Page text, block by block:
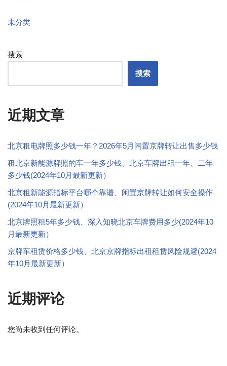
未分类
搜索
搜索
近期文章
北京租电牌照多少钱一年？2026年5月闲置京牌转让出售多少钱
租北京新能源牌照的车一年多少钱、北京车牌出租一年、二年
多少钱(2024年10月最新更新）
北京租新能源指标平台哪个靠谱、闲置京牌转让如何安全操作
(2024年10月最新更新）
北京牌照租5年多少钱、深入知晓北京车牌费用多少(2024年10
月最新更新）
京牌车租赁价格多少钱、北京京牌指标出租租赁风险规避(2024
年10月最新更新）
近期评论
您尚未收到任何评论。